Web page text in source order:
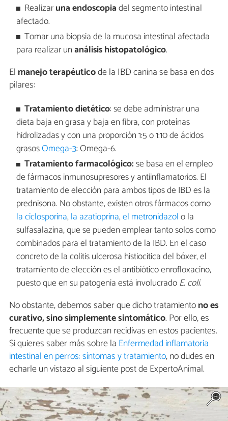
Realizaruna endoscopiadel segmento intestinal
afectado.
Tomar una biopsiade la mucosa intestinal afectada
para realizar unanálisis histopatológico.
El manejo terapéuticode la IBD canina se basa en dos
pilares:
Tratamiento dietético: se debe administrar una
dieta baja en grasa y baja en fibra, con proteínas
hidrolizadas y con una proporción 1:5 o 1:10 de ácidos
grasosOmega-3: Omega-6.
Tratamiento farmacológico:se basa en el empleo
de fármacos inmunosupresores y antiinflamatorios. El
tratamiento de elección para ambos tipos de IBD es la
prednisona. No obstante, existen otros fármacos como
la ciclosporina,la azatioprina,el metronidazolo la
sulfasalazina, que se pueden emplear tanto solos como
combinados para el tratamiento de la IBD. En el caso
concreto de la colitis ulcerosa histiocitica del bóxer, el
tratamiento de elección es el antibiótico enrofloxacino,
puesto que en su patogenia está involucradoE. coli.
No obstante, debemos saber que dicho tratamientono es
curativo, sino simplemente sintomático. Por ello, es
frecuente que se produzcan recidivas en estos pacientes.
Si quieres saber más sobre la Enfermedad inflamatoria
intestinal en perros: síntomas y tratamiento, no dudes en
echarle un vistazo al siguiente post de ExpertoAnimal.